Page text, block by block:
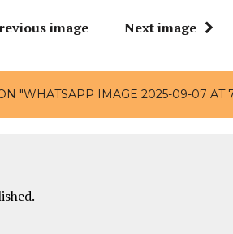
image Next image
"WHATSAPP IMAGE 2025-09-07 AT